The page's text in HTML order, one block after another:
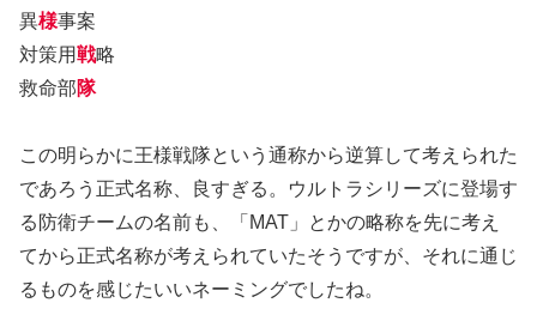
異様事案
対策用戦略
救命部隊
この明らかに王様戦隊という通称から逆算して考えられた
であろう正式名称、良すぎる。ウルトラシリーズに登場す
る防衛チームの名前も、「MAT」とかの略称を先に考え
てから正式名称が考えられていたそうですが、それに通じ
るものを感じたいいネーミングでしたね。